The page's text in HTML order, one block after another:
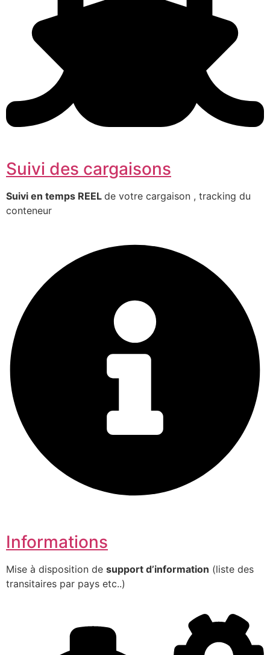
Suivi des cargaisons
Suivi en temps REEL de votre cargaison , tracking du
conteneur
Informations
Mise à disposition de support d’information (liste des
transitaires par pays etc..)